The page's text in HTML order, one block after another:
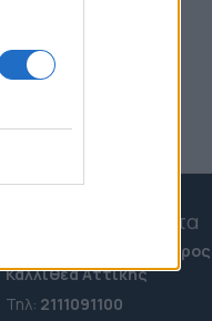
την
00:25
e-ota.gr | Ταυτότητα
Καλλιθέα Αττικής
Τηλ: 2111091100